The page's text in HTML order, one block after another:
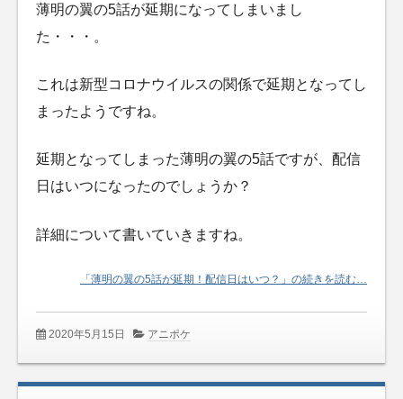
薄明の翼の5話が延期になってしまいまし
た・・・。
これは新型コロナウイルスの関係で延期となってし
まったようですね。
延期となってしまった薄明の翼の5話ですが、配信
日はいつになったのでしょうか？
詳細について書いていきますね。
「薄明の翼の5話が延期！配信日はいつ？」の続きを読む…
2020年5月15日 アニポケ